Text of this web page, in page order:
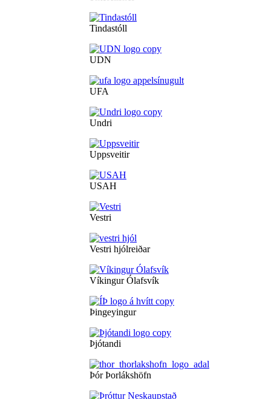
Tindastóll
UDN
UFA
Undri
Uppsveitir
USAH
Vestri
Vestri hjólreiðar
Víkingur Ólafsvík
Þingeyingur
Þjótandi
Þór Þorlákshöfn